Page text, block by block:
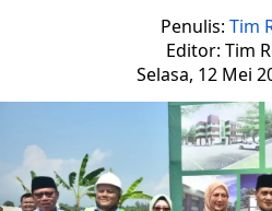
Penulis: Tim
Editor: Tim
Selasa, 12 Mei